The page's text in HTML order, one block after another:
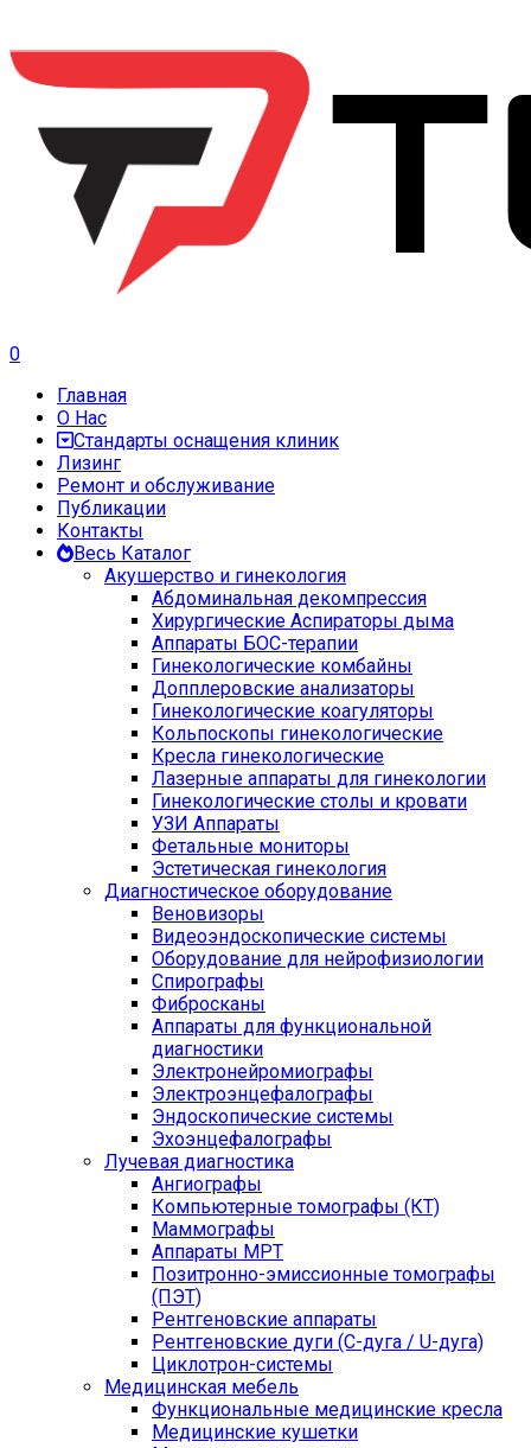
0
Главная
О Нас
Стандарты оснащения клиник
Лизинг
Ремонт и обслуживание
Публикации
Контакты
Весь Каталог
Акушерство и гинекология
Абдоминальная декомпрессия
Хирургические Аспираторы дыма
Аппараты БОС-терапии
Гинекологические комбайны
Допплеровские анализаторы
Гинекологические коагуляторы
Кольпоскопы гинекологические
Кресла гинекологические
Лазерные аппараты для гинекологии
Гинекологические столы и кровати
УЗИ Аппараты
Фетальные мониторы
Эстетическая гинекология
Диагностическое оборудование
Веновизоры
Видеоэндоскопические системы
Оборудование для нейрофизиологии
Спирографы
Фибросканы
Аппараты для функциональной
диагностики
Электронейромиографы
Электроэнцефалографы
Эндоскопические системы
Эхоэнцефалографы
Лучевая диагностика
Ангиографы
Компьютерные томографы (КТ)
Маммографы
Аппараты МРТ
Позитронно-эмиссионные томографы
(ПЭТ)
Рентгеновские аппараты
Рентгеновские дуги (С-дуга / U-дуга)
Циклотрон-системы
Медицинская мебель
Функциональные медицинские кресла
Медицинские кушетки